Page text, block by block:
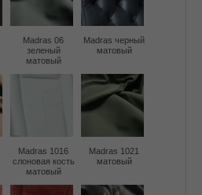
Madras 06
зеленый
матовый
Madras черный
матовый
Madras 1016
слоновая кость
матовый
Madras 1021
матовый